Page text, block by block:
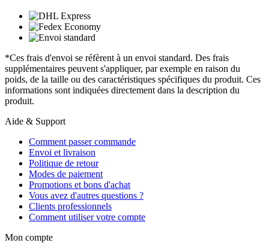
*Ces frais d'envoi se réfèrent à un envoi standard. Des frais
supplémentaires peuvent s'appliquer, par exemple en raison du
poids, de la taille ou des caractéristiques spécifiques du produit. Ces
informations sont indiquées directement dans la description du
produit.
Aide & Support
Comment passer commande
Envoi et livraison
Politique de retour
Modes de paiement
Promotions et bons d'achat
Vous avez d'autres questions ?
Clients professionnels
Comment utiliser votre compte
Mon compte